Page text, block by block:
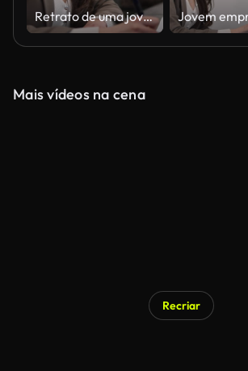
Retrato de uma jovem corretora de imóveis bonita trabalhando no computador e fazendo anotações com uma colega ao fundo em um escritório moderno e iluminado
Mais vídeos na cena
Recriar